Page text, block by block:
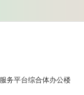
务平台综合体办公楼